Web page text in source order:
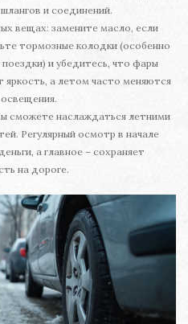
и соединений.
вещах: замените масло, если
тормозные колодки (особенно
и убедитесь, что фары
яркость, а летом часто меняются
сможете наслаждаться летними
Регулярный осмотр в начале
а главное – сохраняет
на дороге.